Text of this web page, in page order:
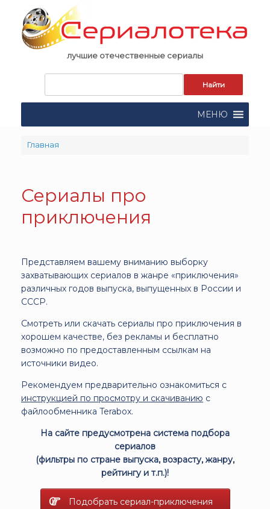
content
лучшие отечественные сериалы
поиска:
МЕНЮ
Главная
Сериалы про
приключения
Представляем вашему вниманию выборку
захватывающих сериалов в жанре «приключения»
различных годов выпуска, выпущенных в России и
СССР.
Смотреть или скачать сериалы про приключения в
хорошем качестве, без рекламы и бесплатно
возможно по предоставленным ссылкам на
источники видео.
Рекомендуем предварительно ознакомиться с
инструкцией по просмотру и скачиванию с
файлообменника Terabox.
На сайте предусмотрена система подбора
сериалов
(фильтры по стране выпуска, возрасту, жанру,
рейтингу и т.п.)!
Подобрать сериал-приключения